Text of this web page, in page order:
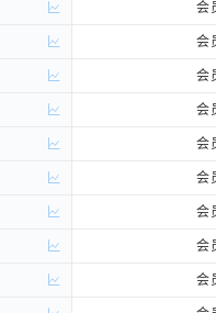
会
会
会
会
会
会
会
会
会